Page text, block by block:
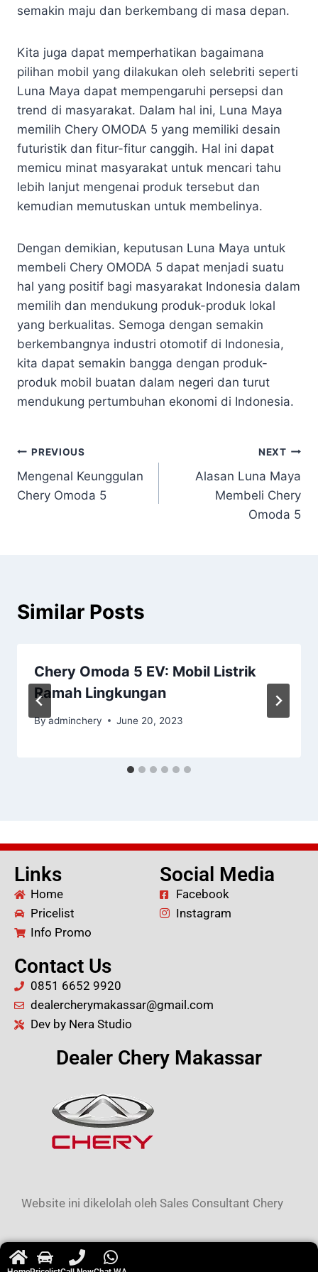
semakin maju dan berkembang di masa depan.
Kita juga dapat memperhatikan bagaimana
pilihan mobil yang dilakukan oleh selebriti seperti
Luna Maya dapat mempengaruhi persepsi dan
trend di masyarakat. Dalam hal ini, Luna Maya
memilih Chery OMODA 5 yang memiliki desain
futuristik dan fitur-fitur canggih. Hal ini dapat
memicu minat masyarakat untuk mencari tahu
lebih lanjut mengenai produk tersebut dan
kemudian memutuskan untuk membelinya.
Dengan demikian, keputusan Luna Maya untuk
membeli Chery OMODA 5 dapat menjadi suatu
hal yang positif bagi masyarakat Indonesia dalam
memilih dan mendukung produk-produk lokal
yang berkualitas. Semoga dengan semakin
berkembangnya industri otomotif di Indonesia,
kita dapat semakin bangga dengan produk-
produk mobil buatan dalam negeri dan turut
mendukung pertumbuhan ekonomi di Indonesia.
PREVIOUS
Mengenal Keunggulan
Chery Omoda 5
NEXT
Alasan Luna Maya
Membeli Chery
Omoda 5
Similar Posts
Chery Omoda 5 EV: Mobil Listrik
Ramah Lingkungan
Byadminchery June 20, 2023
Links
Home
Pricelist
Info Promo
Social Media
Facebook
Instagram
Contact Us
0851 6652 9920
dealercherymakassar@gmail.com
Dev by Nera Studio
Dealer Chery Makassar
Website ini dikelolah oleh Sales Consultant Chery